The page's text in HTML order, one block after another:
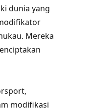
dunia yang
Mereka
modifikasi